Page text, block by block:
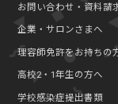
お問い合わせ・資料請
企業・サロンさまへ
理容師免許をお持ちの
高校2・1年生の方へ
学校感染症提出書類